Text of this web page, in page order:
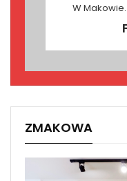
W
ZMAKOWA